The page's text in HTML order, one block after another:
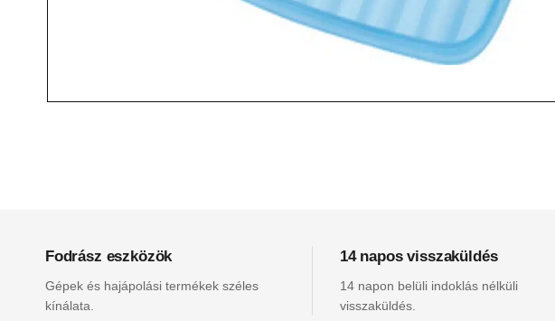
Fodrász eszközök
Gépek és hajápolási termékek széles
kínálata.
14 napos visszaküldés
14 napon belüli indoklás nélküli
visszaküldés.